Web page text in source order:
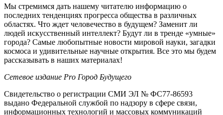
Мы стремимся дать нашему читателю информацию о
последних тенденциях прогресса общества в различных
областях. Что ждет человечество в будущем? Заменит ли
людей искусственный интеллект? Будут ли в тренде «умные»
города? Самые любопытные новости мировой науки, загадки
космоса и удивительные научные открытия. Все это мы будем
рассказывать в наших материалах!
Сетевое издание Рrо Город Будущего
Свидетельство о регистрации СМИ ЭЛ № ФС77-86593
выдано Федеральной службой по надзору в сфере связи,
информационных технологий и массовых коммуникаций